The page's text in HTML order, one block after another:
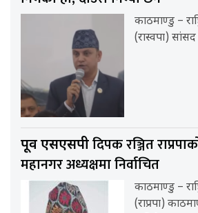
काठमाण्डु –
(रास्वपा)
पूर्व एसएसपीदिपक रञ्जित
महानगर अध्यक्षमा निर्वाचित
काठमाण्डु –
(राप्रपा)